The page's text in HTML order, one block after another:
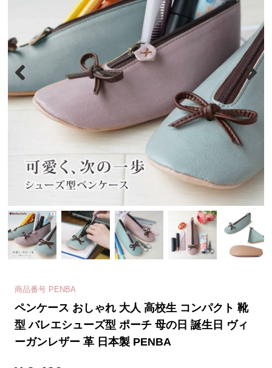
商品番号 PENBA
ペンケース おしゃれ 大人 高校生 コンパクト 靴
型 バレエシューズ型 ポーチ 母の日 誕生日 ヴィ
ーガンレザー 革 日本製 PENBA